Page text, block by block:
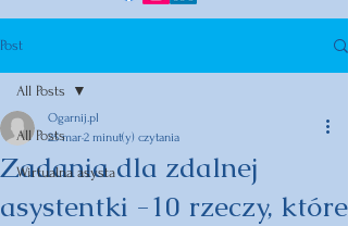
Post
All Posts
Wirtualna asysta
All Posts
Zadania dla zdalnej
asystentki -10 rzeczy, które
Ogarnij.pl
25 mar2 minut(y) czytania